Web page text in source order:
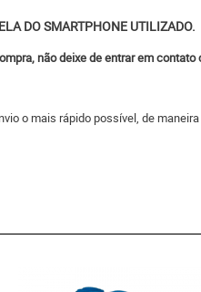
DO SMARTPHONE UTILIZADO.
não deixe de entrar em contato
o mais rápido possível, de